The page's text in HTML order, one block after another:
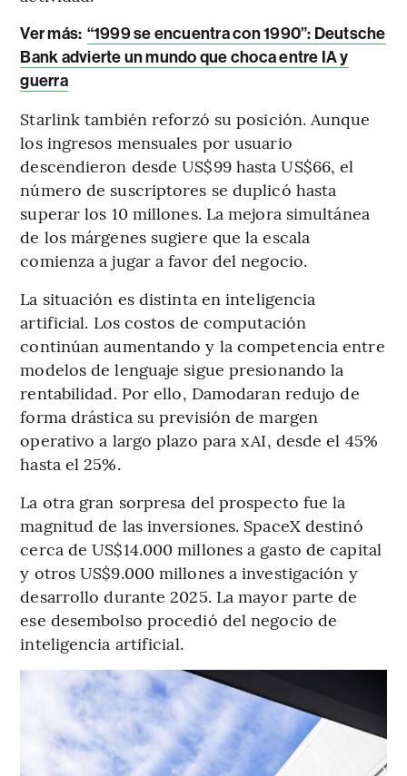
Ver más: “1999 se encuentra con 1990”: Deutsche
Bank advierte un mundo que choca entre IA y
guerra
Starlink también reforzó su posición. Aunque
los ingresos mensuales por usuario
descendieron desde US$99 hasta US$66, el
número de suscriptores se duplicó hasta
superar los 10 millones. La mejora simultánea
de los márgenes sugiere que la escala
comienza a jugar a favor del negocio.
La situación es distinta en inteligencia
artificial. Los costos de computación
continúan aumentando y la competencia entre
modelos de lenguaje sigue presionando la
rentabilidad. Por ello, Damodaran redujo de
forma drástica su previsión de margen
operativo a largo plazo para xAI, desde el 45%
hasta el 25%.
La otra gran sorpresa del prospecto fue la
magnitud de las inversiones. SpaceX destinó
cerca de US$14.000 millones a gasto de capital
y otros US$9.000 millones a investigación y
desarrollo durante 2025. La mayor parte de
ese desembolso procedió del negocio de
inteligencia artificial.